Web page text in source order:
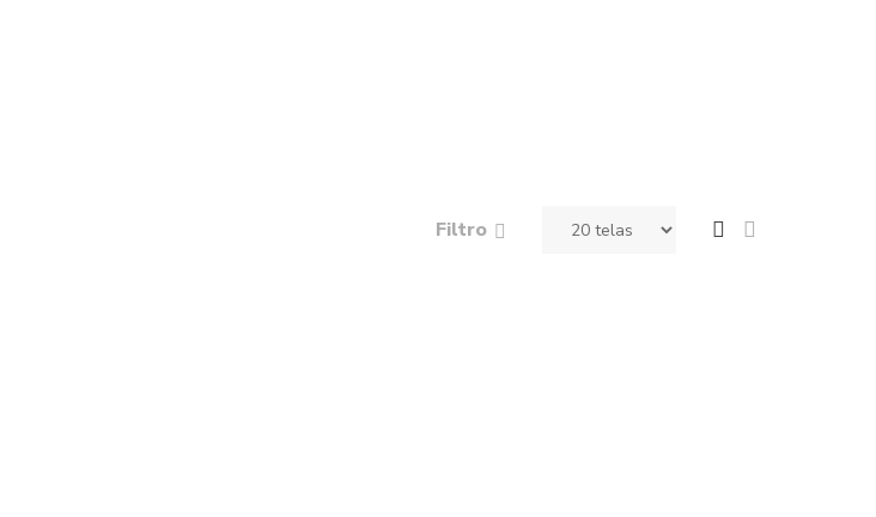
Filtro